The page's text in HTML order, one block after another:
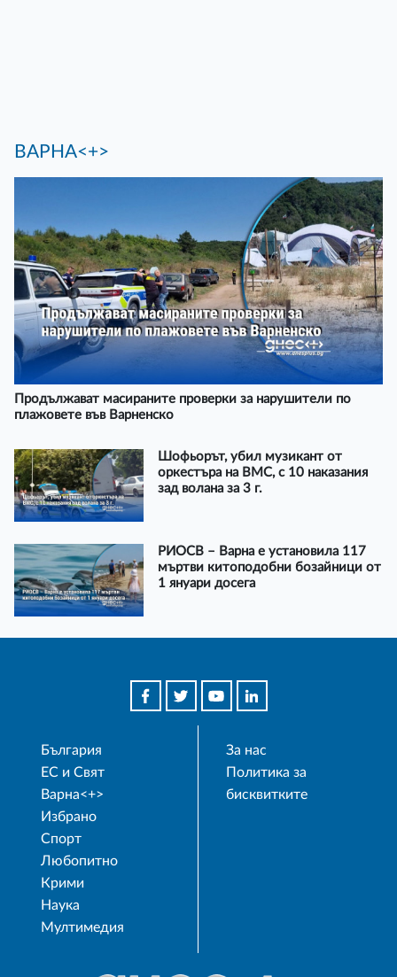
ВАРНА<+>
Продължават масираните проверки за нарушители по
плажовете във Варненско
Шофьорът, убил музикант от
оркестъра на ВМС, с 10 наказания
зад волана за 3 г.
РИОСВ – Варна е установила 117
мъртви китоподобни бозайници от
1 януари досега
България
ЕС и Свят
Варна<+>
Избрано
Спорт
Любопитно
Крими
Наука
Мултимедия
За нас
Политика за
бисквитките